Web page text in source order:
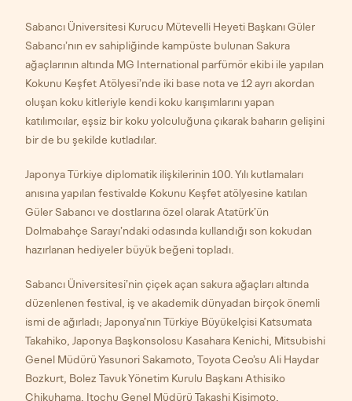
Sabancı Üniversitesi Kurucu Mütevelli Heyeti Başkanı Güler
Sabancı’nın ev sahipliğinde kampüste bulunan Sakura
ağaçlarının altında MG International parfümör ekibi ile yapılan
Kokunu Keşfet Atölyesi’nde iki base nota ve 12 ayrı akordan
oluşan koku kitleriyle kendi koku karışımlarını yapan
katılımcılar, eşsiz bir koku yolculuğuna çıkarak baharın gelişini
bir de bu şekilde kutladılar.
Japonya Türkiye diplomatik ilişkilerinin 100. Yılı kutlamaları
anısına yapılan festivalde Kokunu Keşfet atölyesine katılan
Güler Sabancı ve dostlarına özel olarak Atatürk’ün
Dolmabahçe Sarayı’ndaki odasında kullandığı son kokudan
hazırlanan hediyeler büyük beğeni topladı.
Sabancı Üniversitesi’nin çiçek açan sakura ağaçları altında
düzenlenen festival, iş ve akademik dünyadan birçok önemli
ismi de ağırladı; Japonya’nın Türkiye Büyükelçisi Katsumata
Takahiko, Japonya Başkonsolosu Kasahara Kenichi, Mitsubishi
Genel Müdürü Yasunori Sakamoto, Toyota Ceo’su Ali Haydar
Bozkurt, Bolez Tavuk Yönetim Kurulu Başkanı Athisiko
Chikuhama, Itochu Genel Müdürü Takashi Kisimoto,